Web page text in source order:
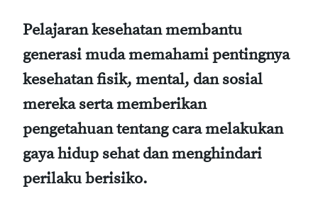
Pelajaran kesehatan membantu
generasi muda memahami pentingnya
kesehatan fisik, mental, dan sosial
mereka serta memberikan
pengetahuan tentang cara melakukan
gaya hidup sehat dan menghindari
perilaku berisiko.